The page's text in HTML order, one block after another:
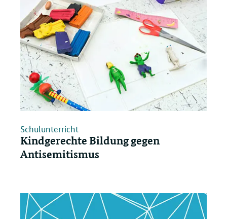
Schulunterricht
Kindgerechte Bildung gegen
Antisemitismus